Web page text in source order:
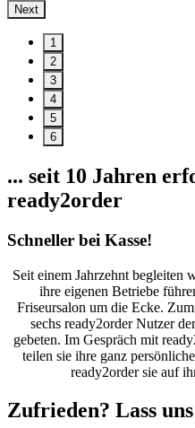
Next
1
2
3
4
5
6
... seit 10 Jahren
ready2order
Schneller bei Kasse!
Seit einem Jahrzehnt begleiten
ihre eigenen Betriebe
Friseursalon um die Ecke.
sechs ready2order Nutzer
gebeten. Im Gespräch mit
teilen sie ihre ganz
ready2order sie auf
Zufrieden? Lass